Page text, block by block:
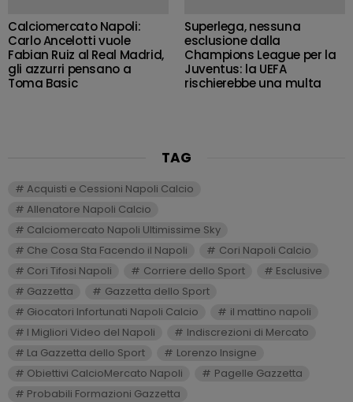
Calciomercato Napoli:
Carlo Ancelotti vuole
Fabian Ruiz al Real Madrid,
gli azzurri pensano a
Toma Basic
Superlega, nessuna
esclusione dalla
Champions League per la
Juventus: la UEFA
rischierebbe una multa
TAG
Acquisti e Cessioni Napoli Calcio
Allenatore Napoli Calcio
Calciomercato Napoli Ultimissime Sky
Che Cosa Sta Facendo il Napoli
Cori Napoli Calcio
Cori Tifosi Napoli
Corriere dello Sport
Esclusive
Gazzetta
Gazzetta dello Sport
Giocatori Infortunati Napoli Calcio
il mattino napoli
I Migliori Video del Napoli
Indiscrezioni di Mercato
La Gazzetta dello Sport
Lorenzo Insigne
Obiettivi CalcioMercato Napoli
Pagelle Gazzetta
Probabili Formazioni Gazzetta